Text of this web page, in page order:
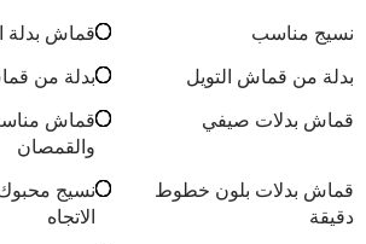
نسيج مناسب
قماش بدلة
بدلة من قماش التويل
بدلة من
قماش بدلات صيفي
قماش
والقمصان
قماش بدلات بلون خطوط
دقيقة
نسيج
الاتجاه